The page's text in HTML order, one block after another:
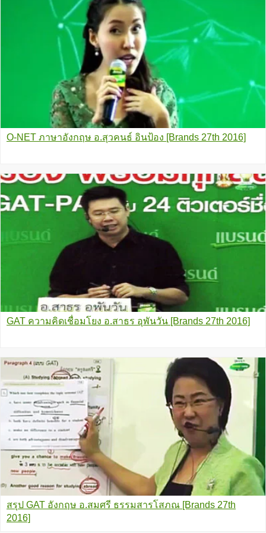
O-NET ภาษาอังกฤษ อ.สุวคนธ์ อินป้อง [Brands 27th 2016]
GAT ความคิดเชื่อมโยง อ.สาธร อุพันวัน [Brands 27th 2016]
สรุป GAT อังกฤษ อ.สมศรี ธรรมสารโสภณ [Brands 27th
2016]